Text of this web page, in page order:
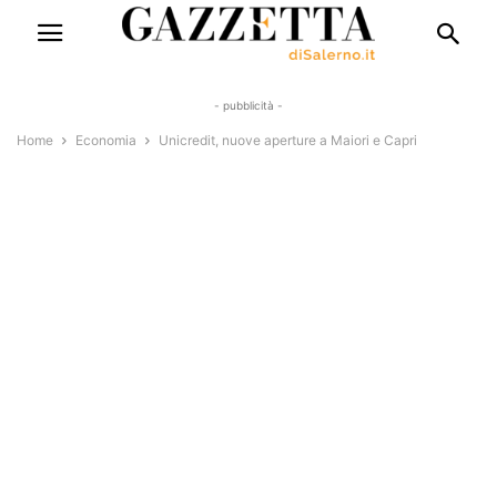
- pubblicità -
Home Economia Unicredit, nuove aperture a Maiori e Capri